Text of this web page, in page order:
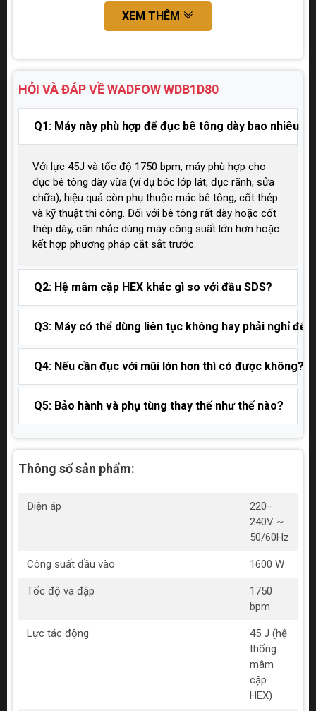
XEM THÊM
HỎI VÀ ĐÁP VỀ WADFOWWDB1D80
Q1: Máy này phù hợp để đục bê tông dày bao nhiêu
Với lực 45J và tốc độ 1750 bpm, máy phù hợp cho
đục bê tông dày vừa (ví dụ bóc lớp lát, đục rãnh, sửa
chữa); hiệu quả còn phụ thuộc mác bê tông, cốt thép
và kỹ thuật thi công. Đối với bê tông rất dày hoặc cốt
thép dày, cân nhắc dùng máy công suất lớn hơn hoặc
kết hợp phương pháp cắt sắt trước.
Q2: Hệ mâm cặp HEX khác gì so với đầu SDS?
Q3: Máy có thể dùng liên tục không hay phải nghỉ để
Q4: Nếu cần đục với mũi lớn hơn thì có được không?
Q5: Bảo hành và phụ tùng thay thế như thế nào?
Thông số sản phẩm:
Điện áp
220–
240V ~
50/60Hz
Công suất đầu vào 1600 W
Tốc độ va đập
1750
bpm
Lực tác động
45 J (hệ
thống
mâm
cặp
HEX)